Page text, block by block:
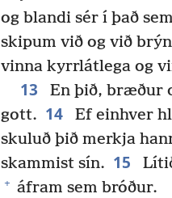
og blandi sér í það
skipum við og við
vinna kyrrlátlega og
13
En þið, bræður
gott. 14
Ef einhver
skuluð þið merkja
skammist sín. 15
+ áfram sem bróður.